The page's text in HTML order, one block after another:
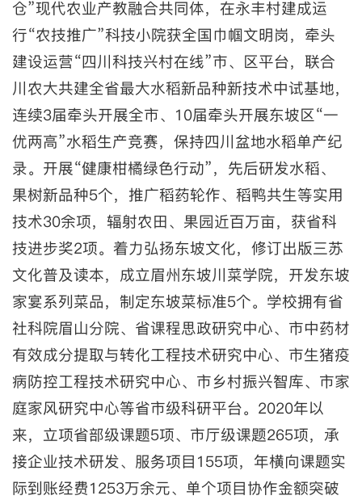
仓”现代农业产教融合共同体，在永丰村建成运
行“农技推广”科技小院获全国巾帼文明岗，牵头
建设运营“四川科技兴村在线”市、区平台，联合
川农大共建全省最大水稻新品种新技术中试基地，
连续3届牵头开展全市、10届牵头开展东坡区“一
优两高”水稻生产竞赛，保持四川盆地水稻单产纪
录。开展“健康柑橘绿色行动”，先后研发水稻、
果树新品种5个，推广稻药轮作、稻鸭共生等实用
技术30余项，辐射农田、果园近百万亩，获省科
技进步奖2项。着力弘扬东坡文化，修订出版三苏
文化普及读本，成立眉州东坡川菜学院，开发东坡
家宴系列菜品，制定东坡菜标准5个。学校拥有省
社科院眉山分院、省课程思政研究中心、市中药材
有效成分提取与转化工程技术研究中心、市生猪疫
病防控工程技术研究中心、市乡村振兴智库、市家
庭家风研究中心等省市级科研平台。2020年以
来，立项省部级课题5项、市厅级课题265项，承
接企业技术研发、服务项目155项，年横向课题实
际到账经费1253万余元、单个项目协作金额突破